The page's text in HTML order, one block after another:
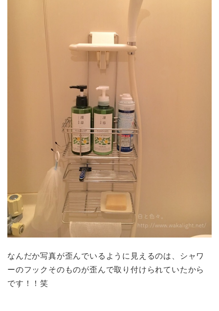
なんだか写真が歪んでいるように見えるのは、シャワ
ーのフックそのものが歪んで取り付けられていたから
です！！笑